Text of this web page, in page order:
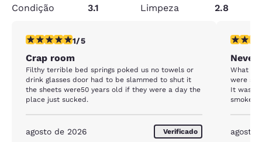
Condição
3.1 Limpeza 2.8
classificação 1 estrela. Razoável. 1 avaliação
1/5
Crap room
Filthy terrible bed springs poked us no towels or
drink glasses door had to be slammed to shut it
the sheets were50 years old if they were a day the
place just sucked.
agosto de 2026 Verificado
Never
What a
were
It was a
smoke.
agosto